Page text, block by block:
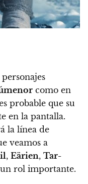
como en
probable que su
en la pantalla.
la línea de
veamos a
, Eärien, Tar-
rol importante.